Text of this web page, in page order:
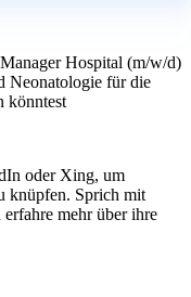
Hospital (m/w/d)
Neonatologie für die
könntest
oder Xing, um
knüpfen. Sprich mit
mehr über ihre